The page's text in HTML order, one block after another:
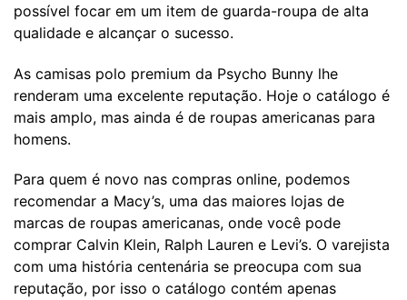
possível focar em um item de guarda-roupa de alta
qualidade e alcançar o sucesso.
As camisas polo premium da Psycho Bunny lhe
renderam uma excelente reputação. Hoje o catálogo é
mais amplo, mas ainda é de roupas americanas para
homens.
Para quem é novo nas compras online, podemos
recomendar a Macy’s, uma das maiores lojas de
marcas de roupas americanas, onde você pode
comprar Calvin Klein, Ralph Lauren e Levi’s. O varejista
com uma história centenária se preocupa com sua
reputação, por isso o catálogo contém apenas